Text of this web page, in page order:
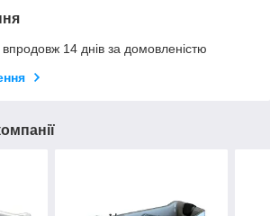
14 днів за домовленістю